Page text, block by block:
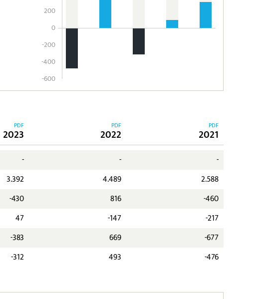
200
0
-200
-400
-600
PDF
2023
PDF
2022
PDF
2021
- -
-
3.392 4.489
2.588
-430 816
-460
47 -147
-217
-383 669
-677
-312 493 -476